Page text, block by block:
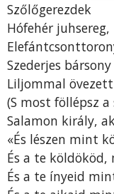
Szőlőgerezdek
Hófehér
Szederjes bársony
Liljommal
(S most föllépsz
Salamon király,
«És lészen mint
És a te köldököd,
És a te ínyeid